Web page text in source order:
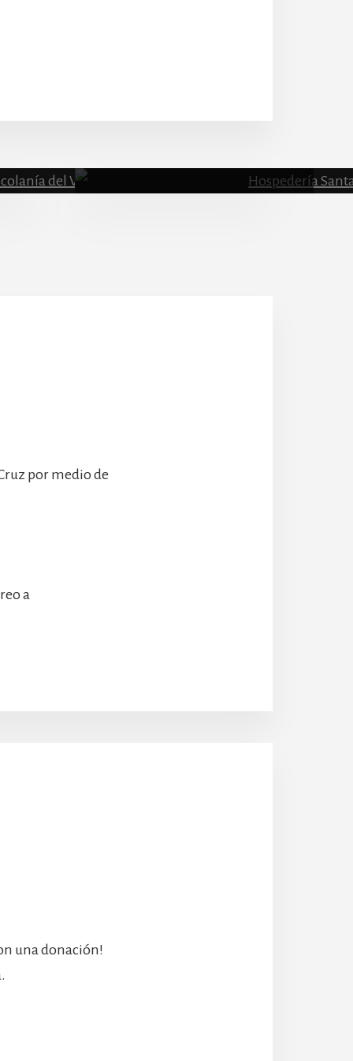
por medio de
a
una donación!